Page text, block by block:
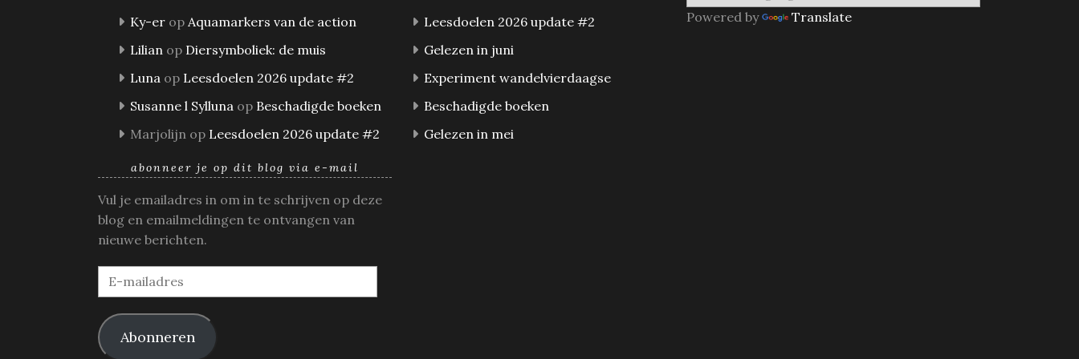
Ky-er op Aquamarkers van de action
Lilian op Diersymboliek: de muis
Luna op Leesdoelen 2026 update #2
Susanne l Sylluna op Beschadigde boeken
Marjolijn op Leesdoelen 2026 update #2
Leesdoelen 2026 update #2
Gelezen in juni
Experiment wandelvierdaagse
Beschadigde boeken
Gelezen in mei
Powered by Translate
abonneer je op dit blog via e-mail
Vul je emailadres in om in te schrijven op deze
blog en emailmeldingen te ontvangen van
nieuwe berichten.
E-
mailadres
Abonneren